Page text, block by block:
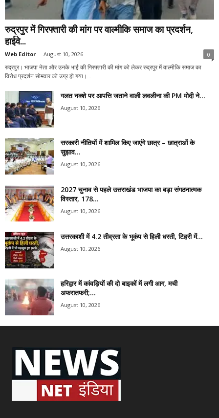
रुद्रपुर में गिरफ्तारी की मांग पर वाल्मीकि समाज का प्रदर्शन,
हाईवे...
Web Editor - August 10, 2026 0
रुद्रपुर। भाजपा नेता और उनके भाई की गिरफ्तारी की मांग को लेकर रुद्रपुर में वाल्मीकि समाज का
विरोध प्रदर्शन सोमवार को उग्र हो गया।...
गलत नक्शे पर आपत्ति जताने वाली लवलीना की PM मोदी ने...
August 10, 2026
सरकारी नीतियों में शामिल किए जाएंगे छात्र – छात्राओं के
सुझाव...
August 10, 2026
2027 चुनाव से पहले उत्तराखंड भाजपा का बड़ा संगठनात्मक
विस्तार, 178...
August 10, 2026
उत्तरकाशी में 4.2 तीव्रता के भूकंप से हिली धरती, टिहरी में...
August 10, 2026
हरिद्वार में कांवड़ियों की दो बाइकों में लगी आग, मची
अफरातफरी;...
August 10, 2026